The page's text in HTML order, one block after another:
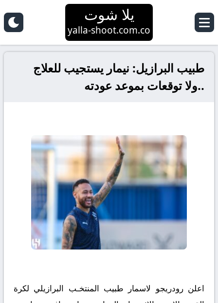
يلا شوت
yalla-shoot.com.co
طبيب البرازيل: نيمار يستجيب للعلاج
..ولا توقعات بموعد عودته
اعلن رودريجو لاسمار طبيب المنتخـب البرازيلي لكرة